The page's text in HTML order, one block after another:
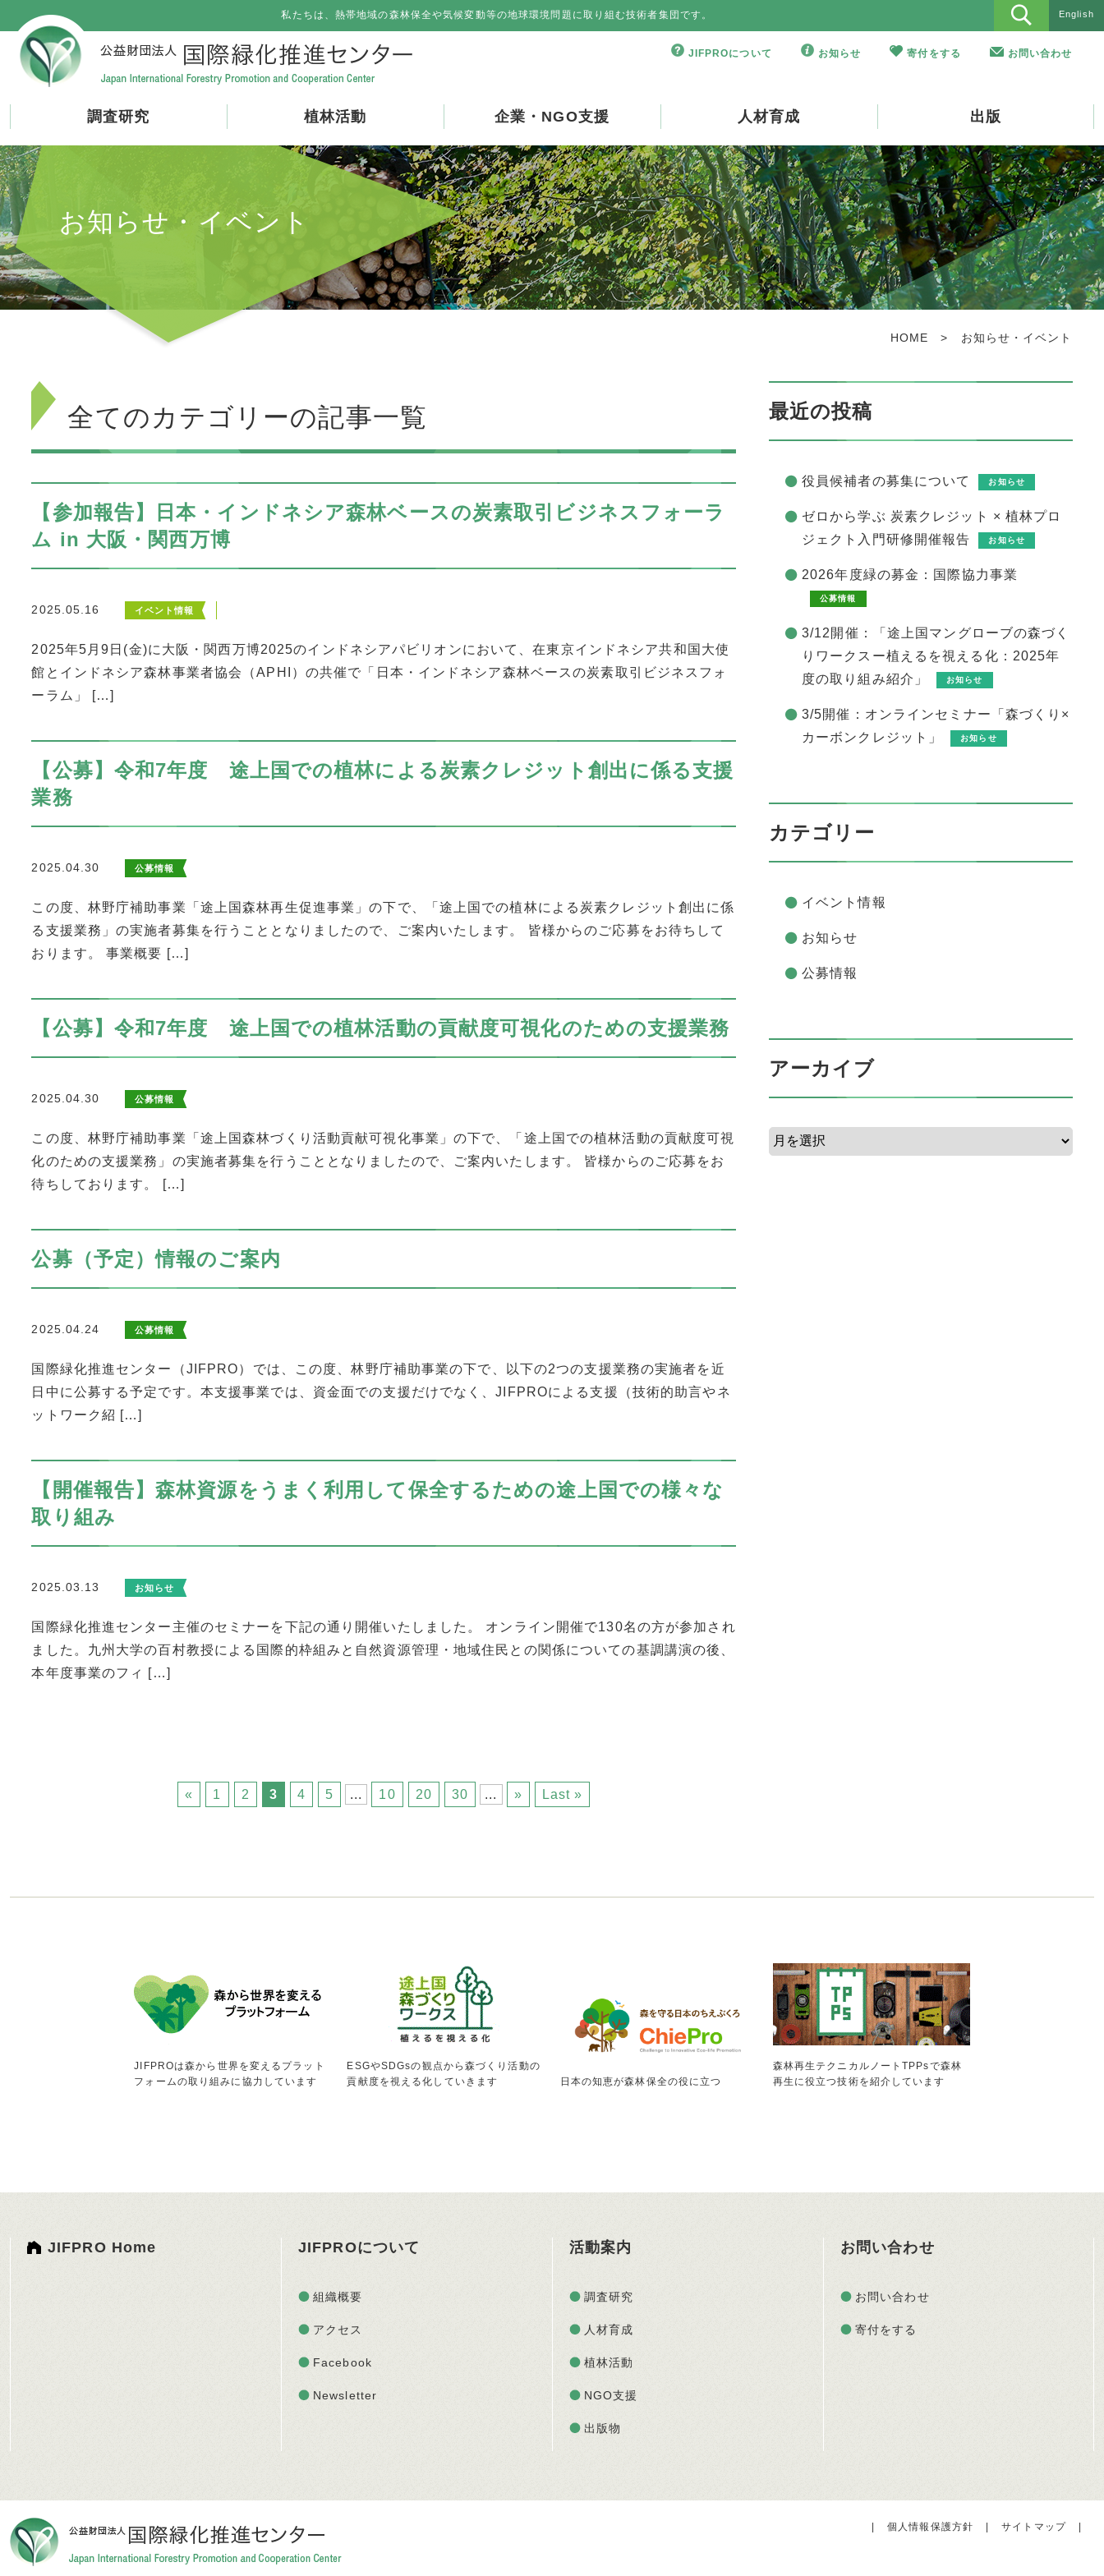
私たちは、熱帯地域の森林保全や気候変動等の地球環境問題に取り組む技術者集団です。 English
JIFPROについて お知らせ 寄付をする お問い合わせ
調査研究 植林活動 企業・NGO支援 人材育成 出版
お知らせ・イベント
HOME > お知らせ・イベント
全てのカテゴリーの記事一覧
【参加報告】日本・インドネシア森林ベースの炭素取引ビジネスフォーラ
ム in 大阪・関西万博
2025.05.16 イベント情報
2025年5月9日(金)に大阪・関西万博2025のインドネシアパビリオンにおいて、在東京インドネシア共和国大使
館とインドネシア森林事業者協会（APHI）の共催で「日本・インドネシア森林ベースの炭素取引ビジネスフォ
ーラム」 […]
【公募】令和7年度 途上国での植林による炭素クレジット創出に係る支援
業務
2025.04.30 公募情報
この度、林野庁補助事業「途上国森林再生促進事業」の下で、「途上国での植林による炭素クレジット創出に係
る支援業務」の実施者募集を行うこととなりましたので、ご案内いたします。 皆様からのご応募をお待ちして
おります。 事業概要 […]
【公募】令和7年度 途上国での植林活動の貢献度可視化のための支援業務
2025.04.30 公募情報
この度、林野庁補助事業「途上国森林づくり活動貢献可視化事業」の下で、「途上国での植林活動の貢献度可視
化のための支援業務」の実施者募集を行うこととなりましたので、ご案内いたします。 皆様からのご応募をお
待ちしております。 […]
公募（予定）情報のご案内
2025.04.24 公募情報
国際緑化推進センター（JIFPRO）では、この度、林野庁補助事業の下で、以下の2つの支援業務の実施者を近
日中に公募する予定です。本支援事業では、資金面での支援だけでなく、JIFPROによる支援（技術的助言やネ
ットワーク紹 […]
【開催報告】森林資源をうまく利用して保全するための途上国での様々な
取り組み
2025.03.13 お知らせ
国際緑化推進センター主催のセミナーを下記の通り開催いたしました。 オンライン開催で130名の方が参加され
ました。九州大学の百村教授による国際的枠組みと自然資源管理・地域住民との関係についての基調講演の後、
本年度事業のフィ […]
« 1 2 3 4 5 ... 10 20 30 ... » Last »
最近の投稿
役員候補者の募集について お知らせ
ゼロから学ぶ 炭素クレジット × 植林プロ
ジェクト入門研修開催報告
お知らせ
2026年度緑の募金：国際協力事業
公募情報
3/12開催：「途上国マングローブの森づく
りワークスー植えるを視える化：2025年
度の取り組み紹介」
お知らせ
3/5開催：オンラインセミナー「森づくり×
カーボンクレジット」
お知らせ
カテゴリー
イベント情報
お知らせ
公募情報
アーカイブ
JIFPROは森から世界を変えるプラット
フォームの取り組みに協力しています
ESGやSDGsの観点から森づくり活動の
貢献度を視える化していきます
日本の知恵が森林保全の役に立つ
森林再生テクニカルノートTPPsで森林
再生に役立つ技術を紹介しています
JIFPRO Home JIFPROについて
組織概要
アクセス
Facebook
Newsletter
活動案内
調査研究
人材育成
植林活動
NGO支援
出版物
お問い合わせ
お問い合わせ
寄付をする
個人情報保護方針 サイトマップ